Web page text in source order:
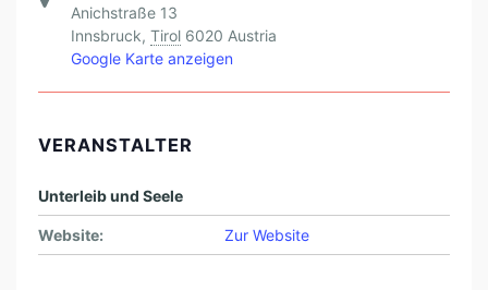
Anichstraße 13
Innsbruck, Tirol 6020 Austria
Google Karte anzeigen
VERANSTALTER
Unterleib und Seele
Website: Zur Website